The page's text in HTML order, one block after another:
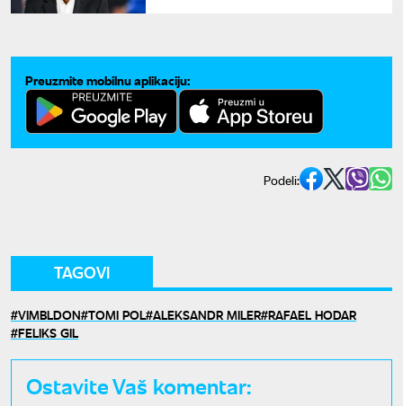
Preuzmite mobilnu aplikaciju:
Podeli:
TAGOVI
VIMBLDON TOMI POL ALEKSANDR MILER RAFAEL HODAR
FELIKS GIL
Ostavite Vaš komentar: